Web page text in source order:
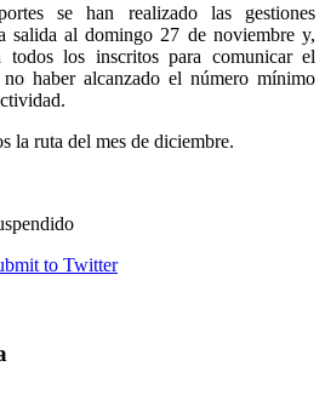
se han realizado las gestiones
salida al domingo 27 de noviembre y,
todos los inscritos para comunicar el
haber alcanzado el número mínimo
la ruta del mes de diciembre.